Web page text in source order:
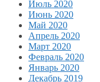
Июль 2020
Июнь 2020
Май 2020
Апрель 2020
Март 2020
Февраль 2020
Январь 2020
Декабрь 2019